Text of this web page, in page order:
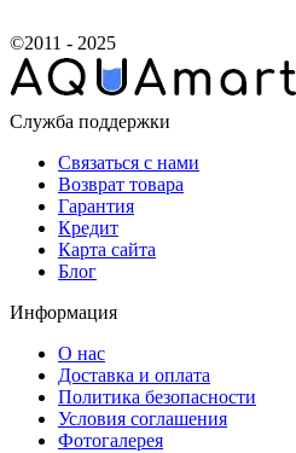
©2011 - 2025
Служба поддержки
Связаться с нами
Возврат товара
Гарантия
Кредит
Карта сайта
Блог
Информация
О нас
Доставка и оплата
Политика безопасности
Условия соглашения
Фотогалерея